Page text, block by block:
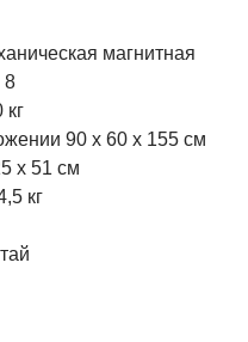
магнитная
8
кг
90 х 60 х 155 см
х 51 см
кг